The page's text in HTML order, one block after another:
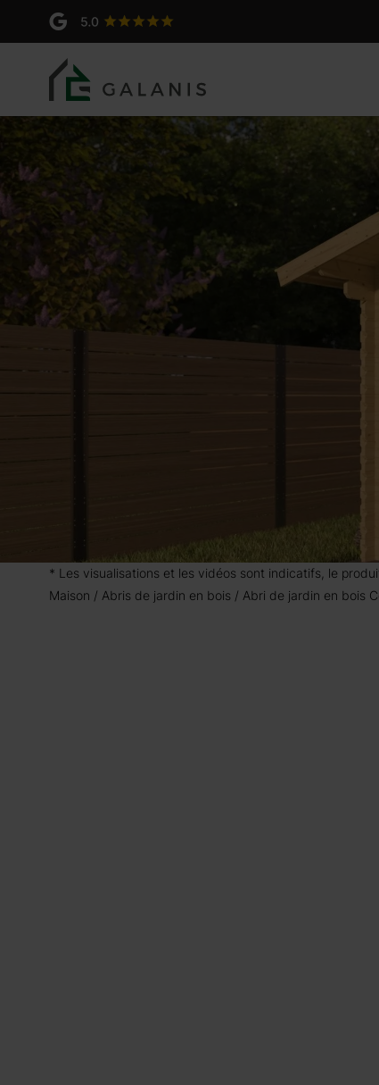
* Les visualisations et les vidéos sont indicatifs, le
Maison
Abris de jardin en bois Abri de jardin en bois